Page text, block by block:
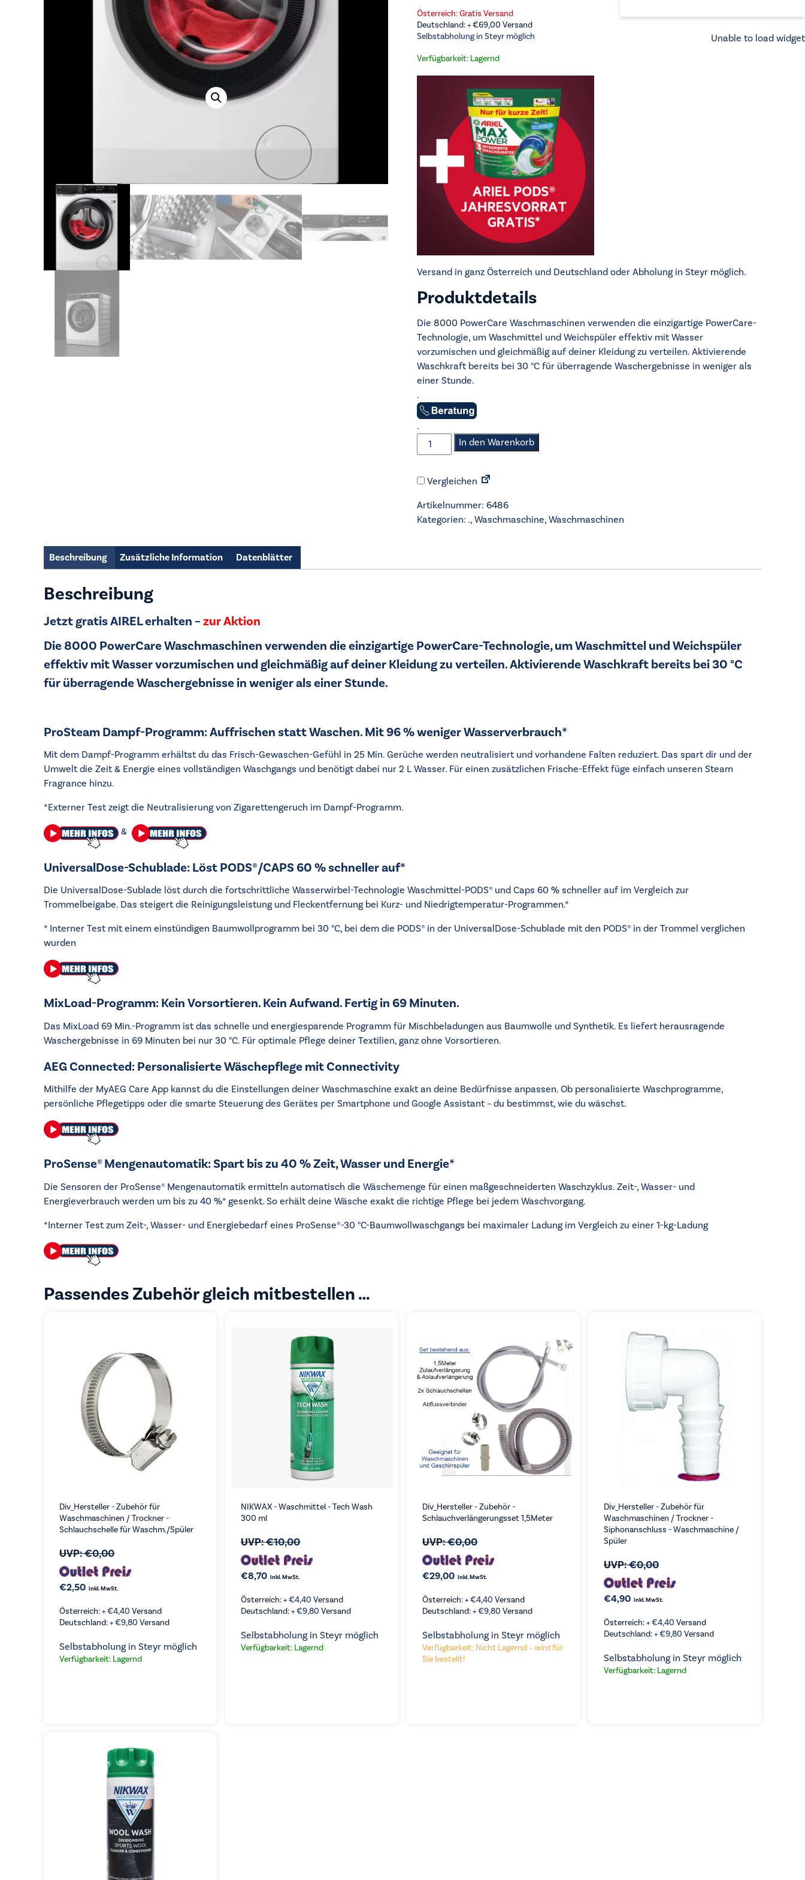
Österreich: Gratis Versand
Deutschland: +€69,00 Versand
Selbstabholung in Steyr möglich
Verfügbarkeit: Lagernd
Versand in ganz Österreich und Deutschland oder Abholung in Steyr möglich.
Produktdetails
Die 8000 PowerCare Waschmaschinen verwenden die einzigartige PowerCare-
Technologie, um Waschmittel und Weichspüler effektiv mit Wasser
vorzumischen und gleichmäßig auf deiner Kleidung zu verteilen. Aktivierende
Waschkraft bereits bei 30 °C für überragende Waschergebnisse in weniger als
einer Stunde.
.
.
AEG
-
-
Menge
In den Warenkorb
Vergleichen
Artikelnummer: 6486
Kategorien: ., Waschmaschine, Waschmaschinen
Beschreibung Zusätzliche Information Datenblätter
Beschreibung
Jetzt gratis AIREL erhalten –zur Aktion
Die 8000 PowerCare Waschmaschinen verwenden die einzigartige PowerCare-Technologie, um Waschmittel und Weichspüler
effektiv mit Wasser vorzumischen und gleichmäßig auf deiner Kleidung zu verteilen. Aktivierende Waschkraft bereits bei 30 °C
für überragende Waschergebnisse in weniger als einer Stunde.
ProSteam Dampf-Programm: Auffrischen statt Waschen. Mit 96 % weniger Wasserverbrauch*
Mit dem Dampf-Programm erhältst du das Frisch-Gewaschen-Gefühl in 25 Min. Gerüche werden neutralisiert und vorhandene Falten reduziert. Das spart dir und der
Umwelt die Zeit & Energie eines vollständigen Waschgangs und benötigt dabei nur 2 L Wasser. Für einen zusätzlichen Frische-Effekt füge einfach unseren Steam
Fragrance hinzu.
*Externer Test zeigt die Neutralisierung von Zigarettengeruch im Dampf-Programm.
&
UniversalDose-Schublade: Löst PODS®/CAPS 60 % schneller auf*
Die UniversalDose-Sublade löst durch die fortschrittliche Wasserwirbel-Technologie Waschmittel-PODS® und Caps 60 % schneller auf im Vergleich zur
Trommelbeigabe. Das steigert die Reinigungsleistung und Fleckentfernung bei Kurz- und Niedrigtemperatur-Programmen.*
* Interner Test mit einem einstündigen Baumwollprogramm bei 30 °C, bei dem die PODS® in der UniversalDose-Schublade mit den PODS® in der Trommel verglichen
wurden
MixLoad-Programm: Kein Vorsortieren. Kein Aufwand. Fertig in 69 Minuten.
Das MixLoad 69 Min.-Programm ist das schnelle und energiesparende Programm für Mischbeladungen aus Baumwolle und Synthetik. Es liefert herausragende
Waschergebnisse in 69 Minuten bei nur 30 °C. Für optimale Pflege deiner Textilien, ganz ohne Vorsortieren.
AEG Connected: Personalisierte Wäschepflege mit Connectivity
Mithilfe der MyAEG Care App kannst du die Einstellungen deiner Waschmaschine exakt an deine Bedürfnisse anpassen. Ob personalisierte Waschprogramme,
persönliche Pflegetipps oder die smarte Steuerung des Gerätes per Smartphone und Google Assistant – du bestimmst, wie du wäschst.
ProSense® Mengenautomatik: Spart bis zu 40 % Zeit, Wasser und Energie*
Die Sensoren der ProSense® Mengenautomatik ermitteln automatisch die Wäschemenge für einen maßgeschneiderten Waschzyklus. Zeit-, Wasser- und
Energieverbrauch werden um bis zu 40 %* gesenkt. So erhält deine Wäsche exakt die richtige Pflege bei jedem Waschvorgang.
*Interner Test zum Zeit-, Wasser- und Energiebedarf eines ProSense®-30 °C-Baumwollwaschgangs bei maximaler Ladung im Vergleich zu einer 1-kg-Ladung
Passendes Zubehör gleich mitbestellen …
Div_Hersteller - Zubehör für
Waschmaschinen / Trockner -
Schlauchschelle für Waschm./Spüler
UVP:€0,00
€2,50 inkl. MwSt.
Österreich: +€4,40 Versand
Deutschland: +€9,80 Versand
Selbstabholung in Steyr möglich
Verfügbarkeit: Lagernd
NIKWAX - Waschmittel - Tech Wash
300 ml
UVP:€10,00
€8,70 inkl. MwSt.
Österreich: +€4,40 Versand
Deutschland: +€9,80 Versand
Selbstabholung in Steyr möglich
Verfügbarkeit: Lagernd
Div_Hersteller - Zubehör -
Schlauchverlängerungsset 1,5Meter
UVP:€0,00
€29,00 inkl. MwSt.
Österreich: +€4,40 Versand
Deutschland: +€9,80 Versand
Selbstabholung in Steyr möglich
Verfügbarkeit: Nicht Lagernd – wird für
Sie bestellt!
Div_Hersteller - Zubehör für
Waschmaschinen / Trockner -
Siphonanschluss - Waschmaschine /
Spüler
UVP:€0,00
€4,90 inkl. MwSt.
Österreich: +€4,40 Versand
Deutschland: +€9,80 Versand
Selbstabholung in Steyr möglich
Verfügbarkeit: Lagernd
Unable to load widget